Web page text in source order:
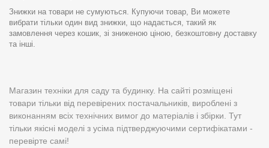
Знижки на товари не сумуються. Купуючи товар, Ви можете
вибрати тільки один вид знижки, що надається, такий як
замовлення через кошик, зі зниженою ціною, безкоштовну доставку
та інші.
Магазин техніки для саду та будинку. На сайті розміщені
товари тільки від перевірених постачальників, вироблені з
виконанням всіх технічних вимог до матеріалів і збірки. Тут
тільки якісні моделі з усіма підтверджуючими сертифікатами -
перевірте самі!